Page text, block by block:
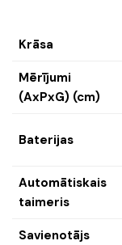
Krāsa
Mērījumi
(AxPxG) (cm)
Baterijas
Automātiskais
taimeris
Savienotājs